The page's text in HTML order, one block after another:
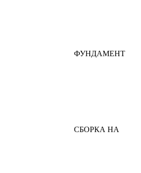
ФУНДАМЕНТ
СБОРКА НА